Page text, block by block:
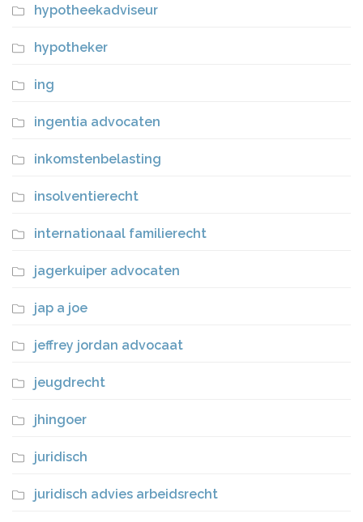
hypotheekadviseur
hypotheker
ing
ingentia advocaten
inkomstenbelasting
insolventierecht
internationaal familierecht
jagerkuiper advocaten
jap a joe
jeffrey jordan advocaat
jeugdrecht
jhingoer
juridisch
juridisch advies arbeidsrecht